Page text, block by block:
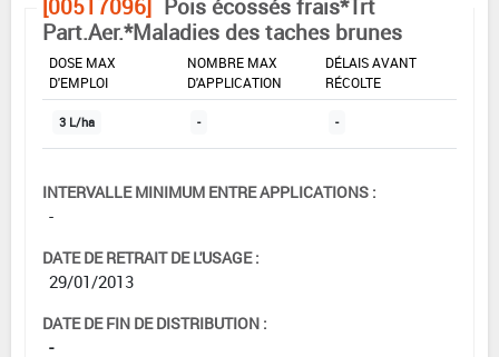
[00517096] Pois écossés frais*Trt
Part.Aer.*Maladies des taches brunes
DOSE MAX
D'EMPLOI
NOMBRE MAX
D'APPLICATION
DÉLAIS AVANT
RÉCOLTE
3 L/ha - -
INTERVALLE MINIMUM ENTRE APPLICATIONS :
-
DATE DE RETRAIT DE L'USAGE :
29/01/2013
DATE DE FIN DE DISTRIBUTION :
-